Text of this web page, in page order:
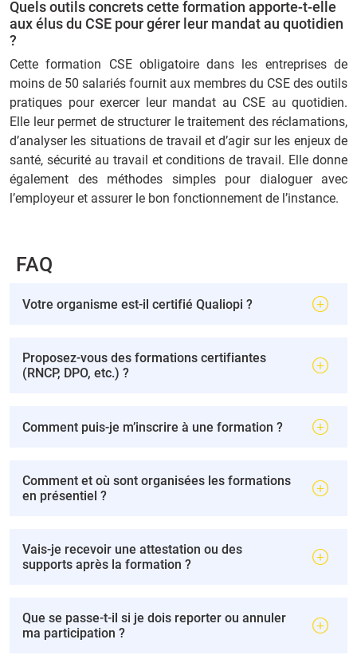
Quels outils concrets cette formation apporte-t-elle
aux élus du CSE pour gérer leur mandat au quotidien
?
Cette formation CSE obligatoire dans les entreprises de
moins de 50 salariés fournit aux membres du CSE des outils
pratiques pour exercer leur mandat au CSE au quotidien.
Elle leur permet de structurer le traitement des réclamations,
d’analyser les situations de travail et d’agir sur les enjeux de
santé, sécurité au travail et conditions de travail. Elle donne
également des méthodes simples pour dialoguer avec
l’employeur et assurer le bon fonctionnement de l’instance.
FAQ
Votre organisme est-il certifié Qualiopi ?
Proposez-vous des formations certifiantes
(RNCP, DPO, etc.) ?
Comment puis-je m’inscrire à une formation ?
Comment et où sont organisées les formations
en présentiel ?
Vais-je recevoir une attestation ou des
supports après la formation ?
Que se passe-t-il si je dois reporter ou annuler
ma participation ?